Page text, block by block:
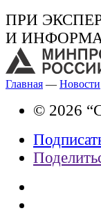
ПРИ
И
Главная — Новости
© 2026